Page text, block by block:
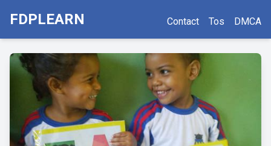
FDPLEARN Contact Tos DMCA